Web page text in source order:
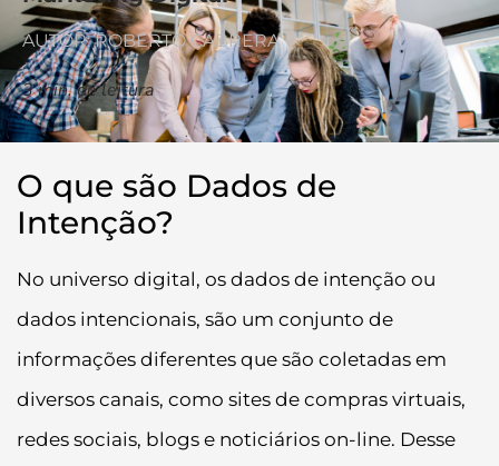
AUTOR: ROBERTO CABRERA
3min. de leitura
O que são Dados de
Intenção?
No universo digital, os dados de intenção ou
dados intencionais, são um conjunto de
informações diferentes que são coletadas em
diversos canais, como sites de compras virtuais,
redes sociais, blogs e noticiários on-line. Desse